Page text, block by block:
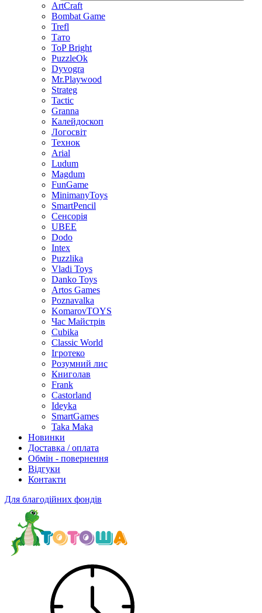
ArtCraft
Bombat Game
Trefl
Тато
ToP Bright
PuzzleOk
Dyvogra
Mr.Playwood
Strateg
Tactic
Granna
Калейдоскоп
Логосвіт
Технок
Arial
Ludum
Magdum
FunGame
MinimanyToys
SmartPencil
Сенсорія
UBEE
Dodo
Intex
Puzzlika
Vladi Toys
Danko Toys
Artos Games
Poznavalka
KomarovTOYS
Час Майстрів
Cubika
Classic World
Ігротеко
Розумний лис
Книголав
Frank
Castorland
Ideyka
SmartGames
Taka Maka
Новинки
Доставка / оплата
Обмін - повернення
Відгуки
Контакти
Для благодійних фондів